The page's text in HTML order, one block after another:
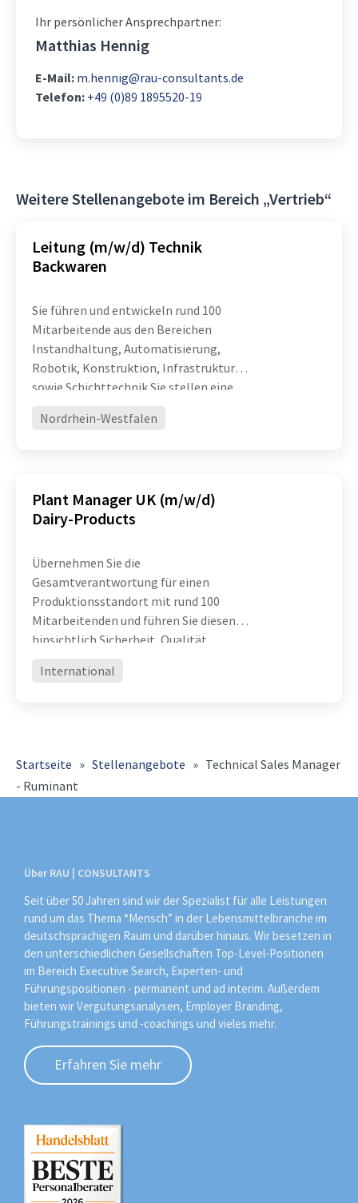
Ihr persönlicher Ansprechpartner:
Matthias Hennig
E-Mail: m.hennig@rau-consultants.de
Telefon: +49 (0)89 1895520-19
Weitere Stellenangebote im Bereich „Vertrieb“
Leitung (m/w/d) Technik
Backwaren
Sie führen und entwickeln rund 100
Mitarbeitende aus den Bereichen
Instandhaltung, Automatisierung,
Robotik, Konstruktion, Infrastruktur
sowie Schichttechnik Sie stellen eine
Leistungsfähigkeit komplexer
Nordrhein-Westfalen
Plant Manager UK (m/w/d)
Dairy-Products
Übernehmen Sie die
Gesamtverantwortung für einen
Produktionsstandort mit rund 100
Mitarbeitenden und führen Sie diesen
hinsichtlich Sicherheit, Qualität,
erfolgreich weiter Entwickeln Sie
International
Startseite » Stellenangebote » Technical Sales Manager
- Ruminant
Über RAU | CONSULTANTS
Seit über 50 Jahren sind wir der Spezialist für alle Leistungen
rund um das Thema “Mensch” in der Lebensmittelbranche im
deutschsprachigen Raum und darüber hinaus. Wir besetzen in
den unterschiedlichen Gesellschaften Top-Level-Positionen
im Bereich Executive Search, Experten- und
Führungspositionen - permanent und ad interim. Außerdem
bieten wir Vergütungsanalysen, Employer Branding,
Führungstrainings und -coachings und vieles mehr.
Erfahren Sie mehr